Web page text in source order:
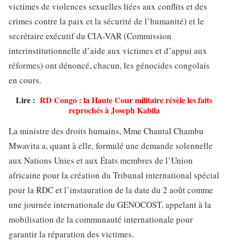
victimes de violences sexuelles liées aux conflits et des
crimes contre la paix et la sécurité de l’humanité) et le
secrétaire exécutif du CIA-VAR (Commission
interinstitutionnelle d’aide aux victimes et d’appui aux
réformes) ont dénoncé, chacun, les génocides congolais
en cours.
Lire : RD Congo : la Haute Cour militaire révèle les faits
reprochés à Joseph Kabila
La ministre des droits humains, Mme Chantal Chambu
Mwavita a, quant à elle, formulé une demande solennelle
aux Nations Unies et aux États membres de l’Union
africaine pour la création du Tribunal international spécial
pour la RDC et l’instauration de la date du 2 août comme
une journée internationale du GENOCOST, appelant à la
mobilisation de la communauté internationale pour
garantir la réparation des victimes.